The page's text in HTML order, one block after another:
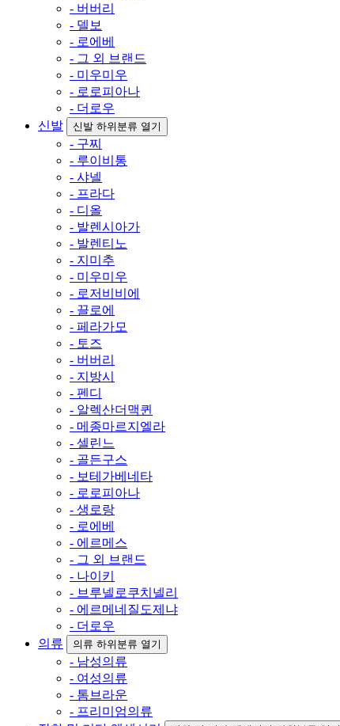
- 버버리
- 델보
- 로에베
- 그 외 브랜드
- 미우미우
- 로로피아나
- 더로우
신발
신발 하위분류 열기
- 구찌
- 루이비통
- 샤넬
- 프라다
- 디올
- 발렌시아가
- 발렌티노
- 지미추
- 미우미우
- 로저비비에
- 끌로에
- 페라가모
- 토즈
- 버버리
- 지방시
- 펜디
- 알렉산더맥퀸
- 메종마르지엘라
- 셀린느
- 골든구스
- 보테가베네타
- 로로피아나
- 생로랑
- 로에베
- 에르메스
- 그 외 브랜드
- 나이키
- 브루넬로쿠치넬리
- 에르메네질도제냐
- 더로우
의류
의류 하위분류 열기
- 남성의류
- 여성의류
- 톰브라운
- 프리미엄의류